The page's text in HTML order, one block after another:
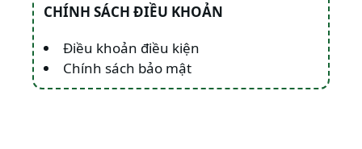
CHÍNH SÁCH ĐIỀU KHOẢN
Điều khoản điều kiện
Chính sách bảo mật